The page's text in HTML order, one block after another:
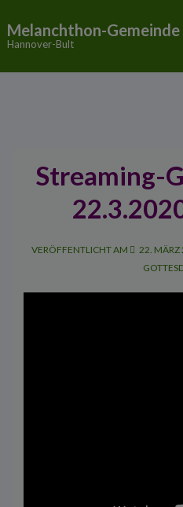
Zum
Melanchthon-Gemeinde
Hannover-Bult
Streaming-
VERÖFFENTLICHT AM 22. MÄRZ